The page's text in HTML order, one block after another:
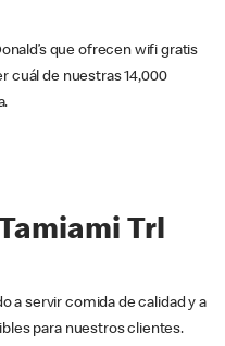
que ofrecen wifi gratis
cuál de nuestras 14,000
Trl
a servir comida de calidad y a
para nuestros clientes.